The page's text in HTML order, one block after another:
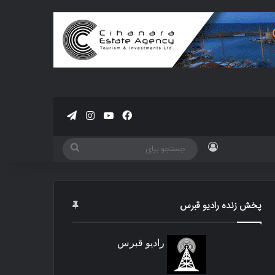
فیسبوکیوتیوباینستاگرام
تلگرام
ورود
جستجو
پخش زنده رادیو قبرس
رادیو قبرس